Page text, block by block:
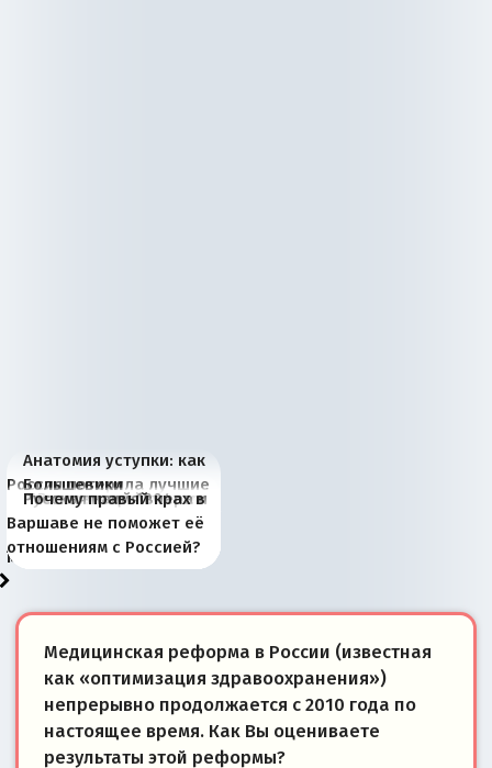
Анатомия уступки: как
Россия потеряла лучшие
рыбопромысловые
районы Баренцева
моря
Большевики
отличаются от «Яблока»
тем, что они -
победители
Киевская марионетка
Запада рассказала о
«переобувании» хозяев
В России назрели
перемены: 15 шагов к
суверенной экономике
Миграционный пожар
Европы
Россия начинает
сбрасывать балласт
Анкориджа
Россия зимой 1904
года: первые уступки во
внутренней политике
Русская нация вчера и
сегодня
Почему правый крах в
Варшаве не поможет её
отношениям с Россией?
Медицинская реформа в России (известная
как «оптимизация здравоохранения»)
непрерывно продолжается с 2010 года по
настоящее время. Как Вы оцениваете
результаты этой реформы?